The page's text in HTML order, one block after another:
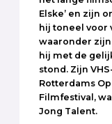
Elske’ en zijn
hij toneel voor
waaronder zijn
hij met de
stond. Zijn
Rotterdams
Filmfestival,
Jong Talent.